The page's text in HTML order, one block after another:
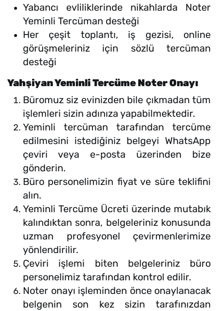
Yabancı evliliklerinde nikahlarda Noter
Yeminli Tercüman desteği
Her çeşit toplantı, iş gezisi, online
görüşmeleriniz için sözlü tercüman
desteği
Yahşiyan Yeminli Tercüme Noter Onayı
Büromuz siz evinizden bile çıkmadan tüm
işlemleri sizin adınıza yapabilmektedir.
Yeminli tercüman tarafından tercüme
edilmesini istediğiniz belgeyi WhatsApp
çeviri veya e-posta üzerinden bize
gönderin.
Büro personelimizin fiyat ve süre teklifini
alın.
Yeminli Tercüme Ücreti üzerinde mutabık
kalındıktan sonra, belgeleriniz konusunda
uzman profesyonel çevirmenlerimize
yönlendirilir.
Çeviri işlemi biten belgeleriniz büro
personelimiz tarafından kontrol edilir.
Noter onayı işleminden önce onaylanacak
belgenin son kez sizin tarafınızdan